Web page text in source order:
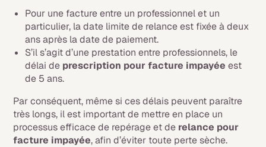
Pour une facture entre un professionnel et un
particulier, la date limite de relance est fixée à deux
ans après la date de paiement.
S’il s’agit d’une prestation entre professionnels, le
délai de prescription pour facture impayée est
de 5 ans.
Par conséquent, même si ces délais peuvent paraître
très longs, il est important de mettre en place un
processus efficace de repérage et de relance pour
facture impayée, afin d’éviter toute perte sèche.